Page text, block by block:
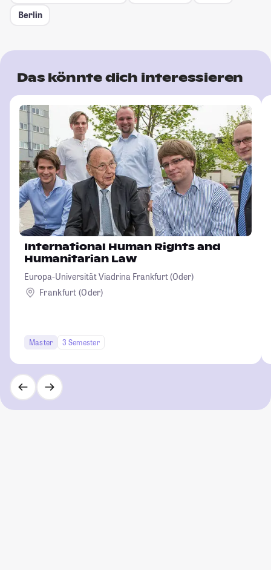
Berlin
Das könnte dich interessieren
International Human Rights and
Humanitarian Law
Europa-Universität Viadrina Frankfurt (Oder)
Frankfurt (Oder)
Master 3 Semester